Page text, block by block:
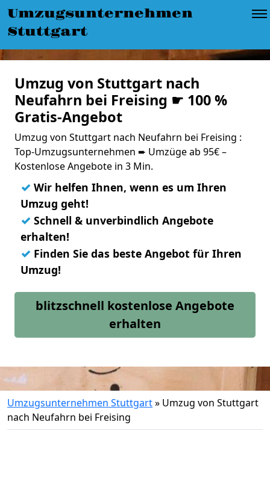
Umzugsunternehmen
Stuttgart
Umzug von Stuttgart nach
Neufahrn bei Freising ☛ 100 %
Gratis-Angebot
Umzug von Stuttgart nach Neufahrn bei Freising :
Top-Umzugsunternehmen ➨ Umzüge ab 95€ –
Kostenlose Angebote in 3 Min.
✓ Wir helfen Ihnen, wenn es um Ihren
Umzug geht!
✓ Schnell & unverbindlich Angebote
erhalten!
✓ Finden Sie das beste Angebot für Ihren
Umzug!
blitzschnell kostenlose Angebote
erhalten
Umzugsunternehmen Stuttgart» Umzug von Stuttgart
nach Neufahrn bei Freising